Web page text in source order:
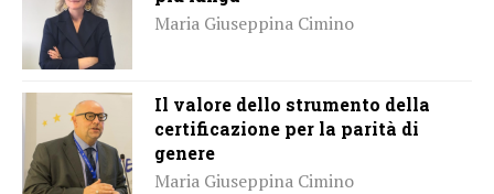
Maria Giuseppina Cimino
Il valore dello strumento della
certificazione per la parità di
genere
Maria Giuseppina Cimino